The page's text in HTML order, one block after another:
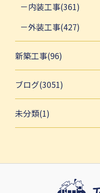
内装工事(361)
外装工事(427)
新築工事(96)
ブログ(3051)
未分類(1)